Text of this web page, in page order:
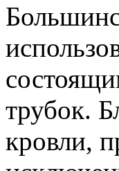
трубок.
кровли,